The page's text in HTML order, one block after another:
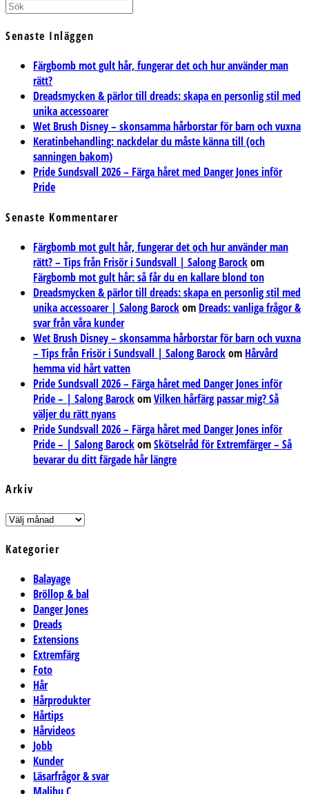
Senaste Inläggen
Färgbomb mot gult hår, fungerar det och hur använder man
rätt?
Dreadsmycken & pärlor till dreads: skapa en personlig stil med
unika accessoarer
Wet Brush Disney – skonsamma hårborstar för barn och vuxna
Keratinbehandling: nackdelar du måste känna till (och
sanningen bakom)
Pride Sundsvall 2026 – Färga håret med Danger Jones inför
Pride
Senaste Kommentarer
Färgbomb mot gult hår, fungerar det och hur använder man
rätt? – Tips från Frisör i Sundsvall | Salong Barockom
Färgbomb mot gult hår: så får du en kallare blond ton
Dreadsmycken & pärlor till dreads: skapa en personlig stil med
unika accessoarer | Salong Barockom Dreads: vanliga frågor &
svar från våra kunder
Wet Brush Disney – skonsamma hårborstar för barn och vuxna
– Tips från Frisör i Sundsvall | Salong Barockom Hårvård
hemma vid hårt vatten
Pride Sundsvall 2026 – Färga håret med Danger Jones inför
Pride – | Salong BarockomVilken hårfärg passar mig? Så
väljer du rätt nyans
Pride Sundsvall 2026 – Färga håret med Danger Jones inför
Pride – | Salong BarockomSkötselråd för Extremfärger – Så
bevarar du ditt färgade hår längre
Arkiv
Arkiv
Kategorier
Balayage
Bröllop & bal
Danger Jones
Dreads
Extensions
Extremfärg
Foto
Hår
Hårprodukter
Hårtips
Hårvideos
Jobb
Kunder
Läsarfrågor & svar